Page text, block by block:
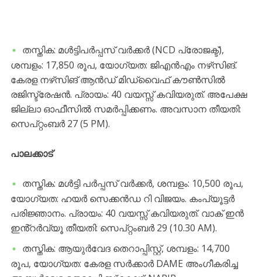
തസ്തിക: മൾട്ടിപർപ്പസ് വർക്കർ (NCD പ്രോജക്ട്),
ശമ്പളം: 17,850 രൂപ, യോഗ്യത: ജിഎൻഎം നഴ്‌സിങ്.
കേരള നഴ്‌സിങ് ആൻഡ് മിഡ്‌വൈഫ് കൗൺസിൽ
രജിസ്ട്രേഷൻ. പ്രായം: 40 വയസ്സ് കവിയരുത്. അപേക്ഷ
ജില്ലാ ഓഫീസിൽ സമർപ്പിക്കണം. അവസാന തീയതി:
സെപ്റ്റംബർ 27 (5 PM).
പാലക്കാട്
തസ്തിക: മൾട്ടി പർപ്പസ് വർക്കർ, ശമ്പളം: 10,500 രൂപ,
യോഗ്യത: ഹയർ സെക്കൻഡ റി വിജയം. കംപ്യൂട്ടർ
പരിജ്ഞാനം. പ്രായം: 40 വയസ്സ് കവിയരുത്. വാക് ഇൻ
ഇൻ്റർവ്യൂ തീയതി: സെപ്റ്റംബർ 29 (10.30 AM).
തസ്തിക: ആയുർവേദ തെറാപ്പിസ്റ്റ്, ശമ്പളം: 14,700
രൂപ, യോഗ്യത: കേരള സർക്കാർ DAME അംഗീകരിച്ച